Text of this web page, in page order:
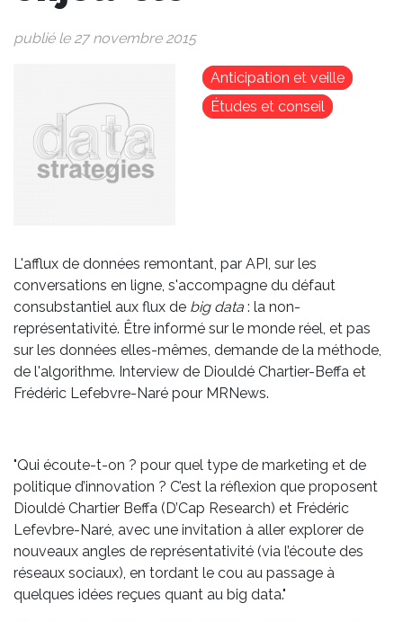
publié le 27 novembre 2015
Anticipation et veille
Études et conseil
L'afflux de données remontant, par API, sur les
conversations en ligne, s'accompagne du défaut
consubstantiel aux flux de big data : la non-
représentativité. Être informé sur le monde réel, et pas
sur les données elles-mêmes, demande de la méthode,
de l'algorithme. Interview de Diouldé Chartier-Beffa et
Frédéric Lefebvre-Naré pour MRNews.
"Qui écoute-t-on ? pour quel type de marketing et de
politique d’innovation ? C’est la réflexion que proposent
Diouldé Chartier Beffa (D’Cap Research) et Frédéric
Lefevbre-Naré, avec une invitation à aller explorer de
nouveaux angles de représentativité (via l’écoute des
réseaux sociaux), en tordant le cou au passage à
quelques idées reçues quant au big data."